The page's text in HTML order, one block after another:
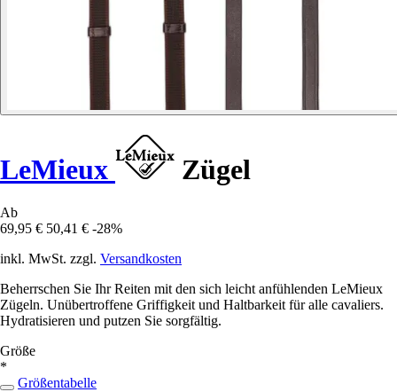
LeMieux Zügel
Ab
69,95 € 50,41 € -28%
inkl. MwSt. zzgl. Versandkosten
Beherrschen Sie Ihr Reiten mit den sich leicht anfühlenden LeMieux
Zügeln. Unübertroffene Griffigkeit und Haltbarkeit für alle cavaliers.
Hydratisieren und putzen Sie sorgfältig.
Größe
*
Größentabelle